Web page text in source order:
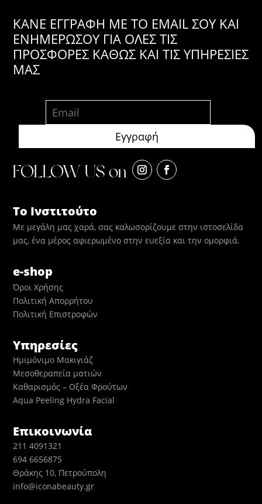
KANE ΕΓΓΡΑΦΗ ΜΕ ΤΟ EMAIL ΣΟΥ ΚΑΙ
ΕΝΗΜΕΡΩΣΟΥ ΓΙΑ ΟΛΕΣ ΤΙΣ
ΠΡΟΣΦΟΡΕΣ ΚΑΘΩΣ ΚΑΙ ΤΙΣ ΥΠΗΡΕΣΙΕΣ
ΜΑΣ
FOLLOW US on
Το Ινστιτούτο
Με μεγάλη μας χαρά, σας καλωσορίζουμε στην ιστοσελίδα
μας, ένα μέρος αφιερωμένο στην ευεξία και την ομορφιά.
e-shop
Όροι Χρήσης
Πολιτική Απορρήτου
Πολιτική Επιστροφών
Υπηρεσίες
Ημιμόνιμο Μακιγιάζ
Μεσοθεραπεία ματιών
Καθαρισμός – Οξέα Φρούτων
Aqua Peeling Hydra Facial
Επικοινωνία
211 4091321
694 6656875
Θράκης 10, Πετρούπολη
info@iconabeauty.gr